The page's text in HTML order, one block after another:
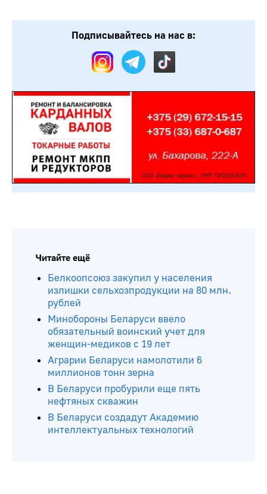
Подписывайтесь на нас в:
Читайте ещё
Белкоопсоюз закупил у населения
излишки сельхозпродукции на 80 млн.
рублей
Минобороны Беларуси ввело
обязательный воинский учет для
женщин-медиков с 19 лет
Аграрии Беларуси намолотили 6
миллионов тонн зерна
В Беларуси пробурили еще пять
нефтяных скважин
В Беларуси создадут Академию
интеллектуальных технологий